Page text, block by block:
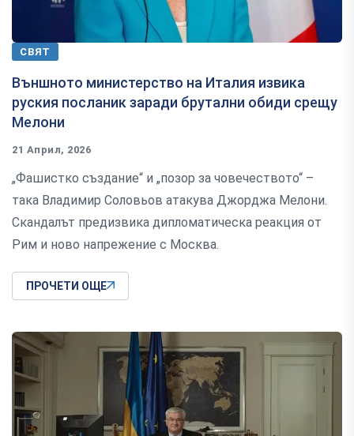
СВЯТ
Външното министерство на Италия извика
руския посланик заради брутални обиди срещу
Мелони
21 Април, 2026
„Фашистко създание“ и „позор за човечеството“ –
така Владимир Соловьов атакува Джорджа Мелони.
Скандалът предизвика дипломатическа реакция от
Рим и ново напрежение с Москва.
ПРОЧЕТИ ОЩЕ